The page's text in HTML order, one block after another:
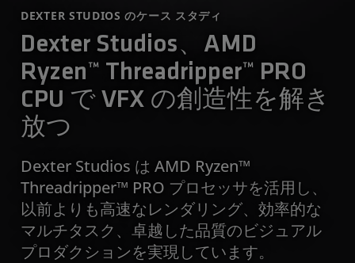
DEXTER STUDIOS のケース スタディ
Dexter Studios、AMD
Ryzen™ Threadripper™ PRO
CPU で VFX の創造性を解き
放つ
Dexter Studios は AMD Ryzen™
Threadripper™ PRO プロセッサを活用し、
以前よりも高速なレンダリング、効率的な
マルチタスク、卓越した品質のビジュアル
プロダクションを実現しています。